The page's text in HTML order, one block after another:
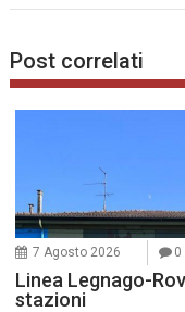
Post correlati
7 Agosto 2026 0
Linea Legnago-
stazioni